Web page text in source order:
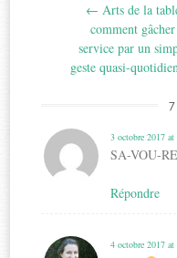
navigation
← Arts de la
comment
service par un
geste quasi-
7
3 octobre 2017
SA-VOU-
Répondre
4 octobre 2017